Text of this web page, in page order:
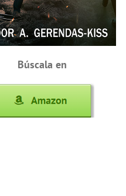
Búscala en